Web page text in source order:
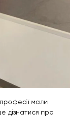
мали
дізнатися про